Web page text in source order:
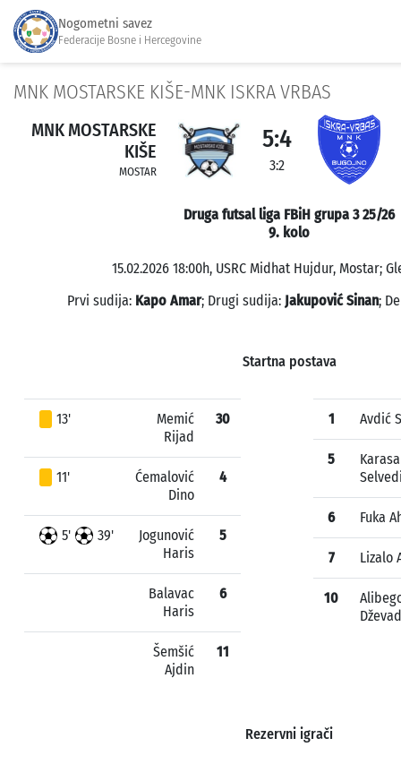
Nogometni savez
Federacije Bosne i Hercegovine
MNK MOSTARSKE KIŠE-MNK ISKRA VRBAS
MNK MOSTARSKE
KIŠE
MOSTAR
5:4
3:2
Druga futsal liga FBiH grupa 3 25/26
9. kolo
15.02.2026 18:00h, USRC Midhat Hujdur, Mostar;
Prvi sudija: Kapo Amar; Drugi sudija: Jakupović Sinan;
Startna postava
13'
Memić
Rijad
30
11'
Ćemalović
Dino
4
5' 39'
Jogunović
Haris
5
Balavac
Haris
6
Šemšić
Ajdin
11
1 Avdić
5
6 Fuka
7 Lizalo
10
Dževad
Rezervni igrači